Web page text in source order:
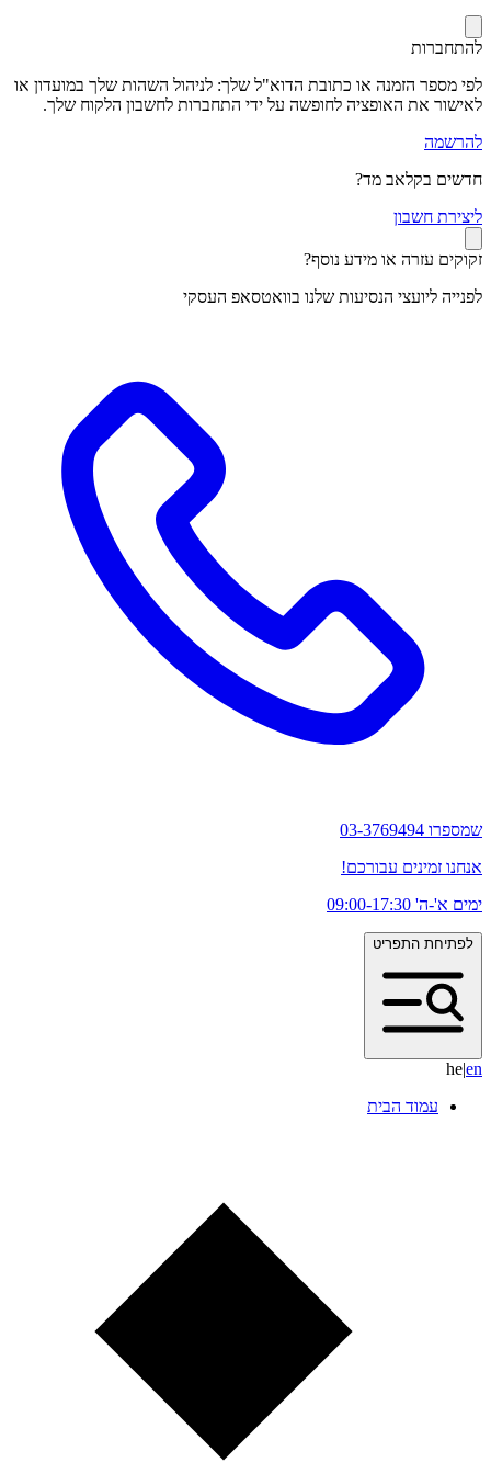
להתחברות
לפי מספר הזמנה או כתובת הדוא"ל שלך: לניהול השהות שלך במועדון או
לאישור את האופציה לחופשה על ידי התחברות לחשבון הלקוח שלך.
להרשמה
חדשים בקלאב מד?
ליצירת חשבון
זקוקים עזרה או מידע נוסף?
לפנייה ליועצי הנסיעות שלנו בוואטסאפ העסקי
שמספרו 03-3769494
אנחנו זמינים עבורכם!
ימים א'-ה' 09:00-17:30
לפתיחת התפריט
he|en
עמוד הבית